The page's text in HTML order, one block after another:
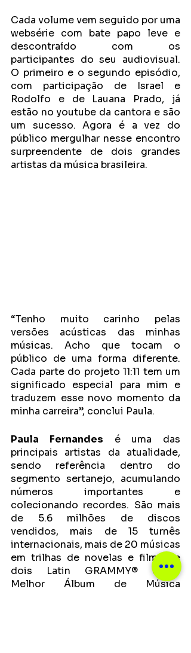
Cada volume vem seguido por uma
websérie com bate papo leve e
descontraído com os
participantes do seu audiovisual.
O primeiro e o segundo episódio,
com participação de Israel e
Rodolfo e de Lauana Prado, já
estão no youtube da cantora e são
um sucesso. Agora é a vez do
público mergulhar nesse encontro
surpreendente de dois grandes
artistas da música brasileira.
“Tenho muito carinho pelas
versões acústicas das minhas
músicas. Acho que tocam o
público de uma forma diferente.
Cada parte do projeto 11:11 tem um
significado especial para mim e
traduzem esse novo momento da
minha carreira”, conclui Paula.
Paula Fernandes é uma das
principais artistas da atualidade,
sendo referência dentro do
segmento sertanejo, acumulando
números importantes e
colecionando recordes. São mais
de 5.6 milhões de discos
vendidos, mais de 15 turnês
internacionais, mais de 20 músicas
em trilhas de novelas e filmes e
dois Latin GRAMMY® como
Melhor Álbum de Música